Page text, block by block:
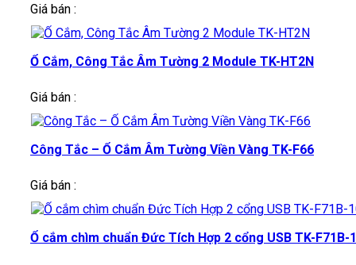
Giá bán :
Ổ Cắm, Công Tắc Âm Tường 2 Module TK-HT2N
Giá bán :
Công Tắc – Ổ Cắm Âm Tường Viền Vàng TK-F66
Giá bán :
Ổ cắm chìm chuẩn Đức Tích Hợp 2 cổng USB TK-F71B-